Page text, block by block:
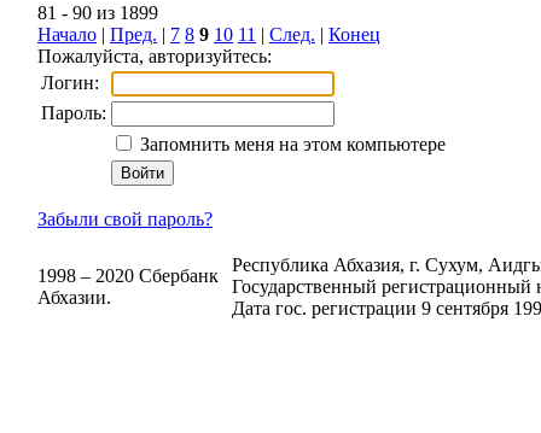
81 - 90 из 1899
Начало | Пред. | 7 8 9 10 11 | След. | Конец
Пожалуйста, авторизуйтесь:
Логин:
Пароль:
Запомнить меня на этом компьютере
Забыли свой пароль?
1998 – 2020 Сбербанк
Абхазии.
Республика Абхазия, г. Сухум,
Государственный регистрационный
Дата гос. регистрации 9 сентября